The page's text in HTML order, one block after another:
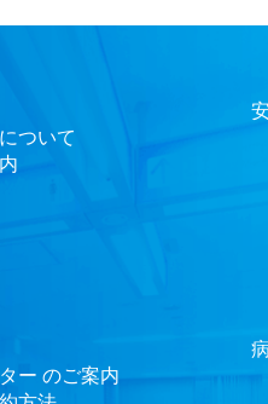
ついて
ー のご案内